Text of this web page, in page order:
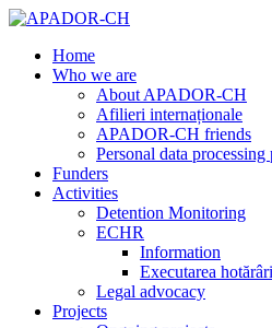
Home
Who we are
About APADOR-CH
Afilieri internaționale
APADOR-CH friends
Personal data
Funders
Activities
Detention Monitoring
ECHR
Information
Executarea
Legal advocacy
Projects